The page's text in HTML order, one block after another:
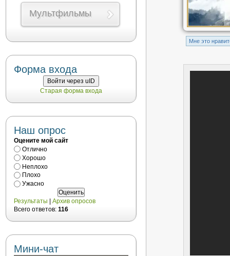
Mне это
Мультфильмы
Форма входа
Войти через uID
Старая форма входа
Наш опрос
Оцените мой сайт
Отлично
Хорошо
Неплохо
Плохо
Ужасно
Результаты
Архив опросов
Всего ответов: 116
Мини-чат